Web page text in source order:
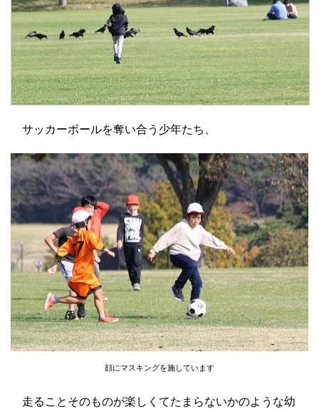
サッカーボールを奪い合う少年たち、
顔にマスキングを施しています
走ることそのものが楽しくてたまらないかのような幼